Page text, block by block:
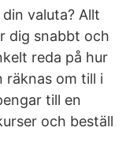
valuta? Allt
dig snabbt och
reda på hur
räknas om till i
till en
och beställ